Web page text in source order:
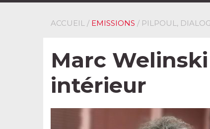
ACCUEIL / EMISSIONS / PILPOUL,
Marc
intérieur